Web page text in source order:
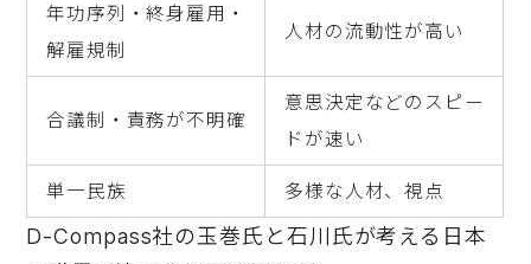
年功序列・終身雇用・
解雇規制
人材の流動性が高い
合議制・責務が不明確
意思決定などのスピー
ドが速い
単一民族 多様な人材、視点
D-Compass社の玉巻氏と石川氏が考える日本